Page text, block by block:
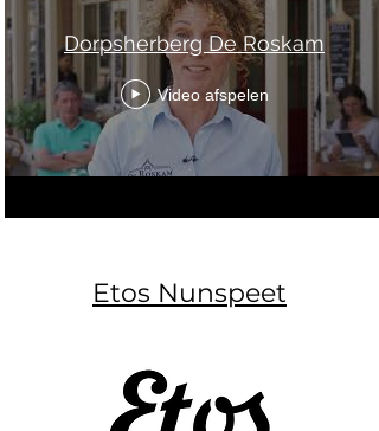
Dorpsherberg De Roskam
Video afspelen
Etos Nunspeet